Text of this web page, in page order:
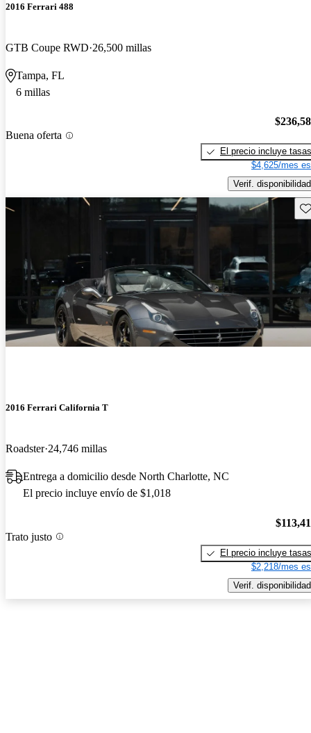
2016 Ferrari 488
GTB Coupe RWD 26,500 millas
Tampa, FL
6 millas
Buena oferta
El precio incluye tasas
$4,625/mes
Verif. disponibilidad
2016 Ferrari California T
Roadster 24,746 millas
Entrega a domicilio desde North Charlotte, NC
El precio incluye envío de $1,018
Trato justo
El precio incluye tasas
$2,218/mes
Verif. disponibilidad